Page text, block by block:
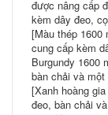
được nâng cấp
kèm dây đeo,
[Màu thép 1600
cung cấp kèm
Burgundy 1600
bàn chải và
[Xanh hoàng
đeo, bàn chải